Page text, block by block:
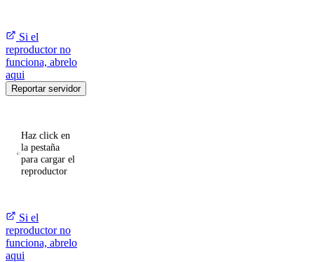
Si el
reproductor no
funciona, abrelo
aqui
Reportar servidor
Haz click en
la pestaña
para cargar el
reproductor
Si el
reproductor no
funciona, abrelo
aqui